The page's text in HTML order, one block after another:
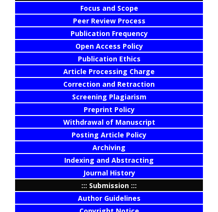
Focus and Scope
Peer Review Process
Publication Frequency
Open Access Policy
Publication Ethics
Article Processing Charge
Correction and Retraction
Screening Plagiarism
Preprint Policy
Withdrawal of Manuscript
Posting Article Policy
Archiving
Indexing and Abstracting
Journal History
::: Submission :::
Author Guidelines